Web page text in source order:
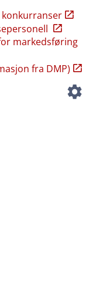
markedsføring
fra DMP)